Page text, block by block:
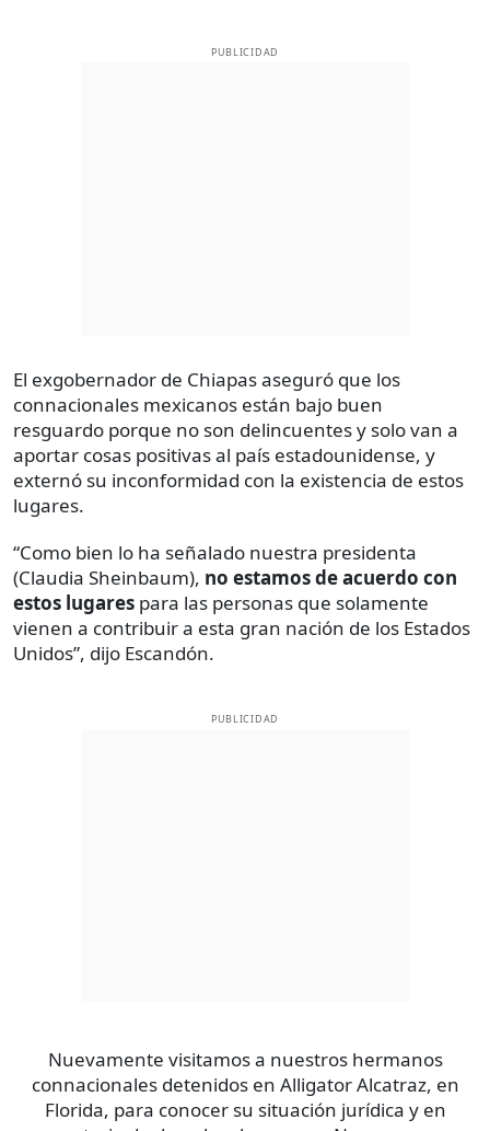
PUBLICIDAD
El exgobernador de Chiapas aseguró que los
connacionales mexicanos están bajo buen
resguardo porque no son delincuentes y solo van a
aportar cosas positivas al país estadounidense, y
externó su inconformidad con la existencia de estos
lugares.
“Como bien lo ha señalado nuestra presidenta
(Claudia Sheinbaum), no estamos de acuerdo con
estos lugares para las personas que solamente
vienen a contribuir a esta gran nación de los Estados
Unidos”, dijo Escandón.
PUBLICIDAD
Nuevamente visitamos a nuestros hermanos
connacionales detenidos en Alligator Alcatraz, en
Florida, para conocer su situación jurídica y en